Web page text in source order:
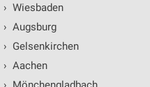
› Wiesbaden
› Augsburg
› Gelsenkirchen
› Aachen